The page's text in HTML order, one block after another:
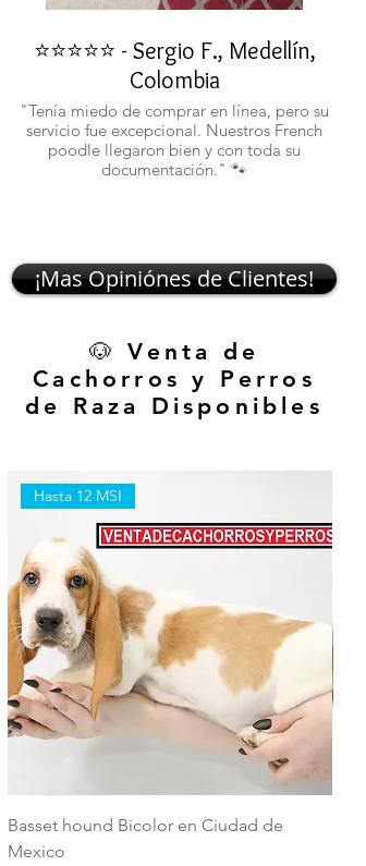
⭐⭐⭐⭐⭐ - Sergio F., Medellín,
Colombia
"Tenía miedo de comprar en línea, pero su
servicio fue excepcional. Nuestros French
poodle llegaron bien y con toda su
documentación." 🐾
¡Mas Opiniónes de Clientes!
🐶 Venta de
Cachorros y Perros
de Raza Disponibles
Hasta 12 MSI
Basset hound Bicolor en Ciudad de
Mexico